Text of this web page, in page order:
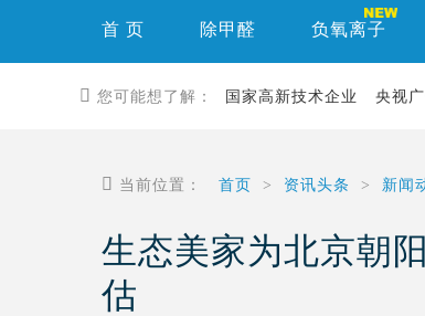
首 页 除甲醛 负氧离子
 您可能想了解： 国家高新技术企业 央视
 当前位置： 首页 > 资讯头条 > 新闻
生态美家为北京朝
估